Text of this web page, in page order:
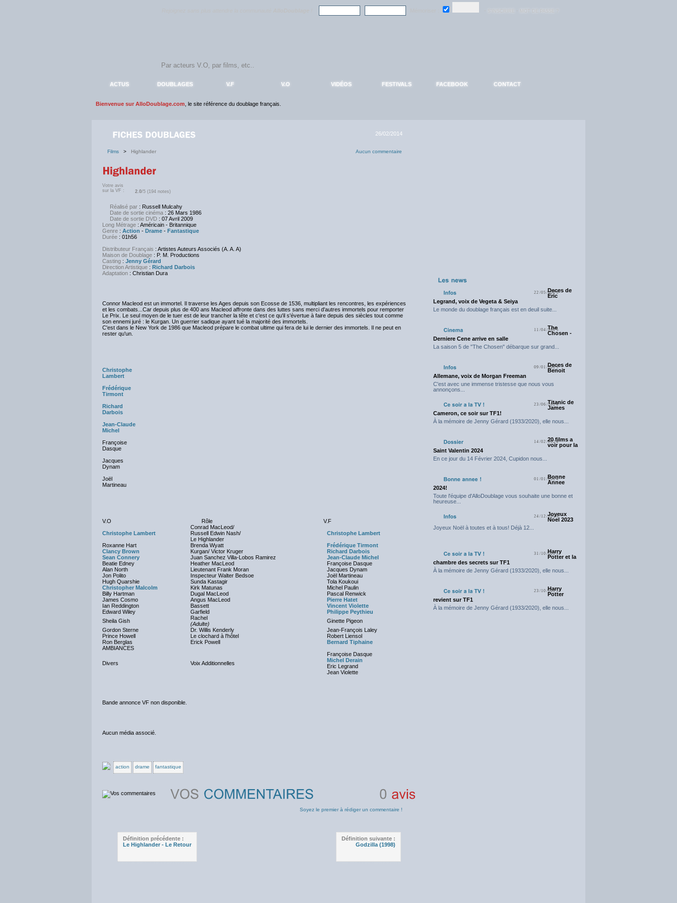
ACTUS DOUBLAGES V.F V.O VIDÉOS FESTIVALS FACEBOOK CONTACT
Bienvenue sur AlloDoublage.com , le site référence du doublage français.
26/02/2014
Films > Highlander Aucun commentaire
Votre avis
sur la VF :
2.0/5 (194 notes)
Réalisé par : Russell Mulcahy
Date de sortie cinéma : 26 Mars 1986
Date de sortie DVD : 07 Avril 2009
Long Métrage : Américain - Britannique
Genre : Action - Drame - Fantastique
Durée : 01h56
Distributeur Français : Artistes Auteurs Associés (A. A. A)
Maison de Doublage : P. M. Productions
Casting : Jenny Gérard
Direction Artistique : Richard Darbois
Adaptation : Christian Dura
Connor Macleod est un immortel. Il traverse les Ages depuis son Ecosse de 1536, multipliant les rencontres, les expériences
et les combats...Car depuis plus de 400 ans Macleod affronte dans des luttes sans merci d'autres immortels pour remporter
Le Prix. Le seul moyen de le tuer est de leur trancher la tête et c'est ce qu'il s'évertue à faire depuis des siècles tout comme
son ennemi juré : le Kurgan. Un guerrier sadique ayant tué la majorité des immortels.
C'est dans le New York de 1986 que Macleod prépare le combat ultime qui fera de lui le dernier des immortels. Il ne peut en
rester qu'un.
Christophe
Lambert
Frédérique
Tirmont
Richard
Darbois
Jean-Claude
Michel
Françoise
Dasque
Jacques
Dynam
Joël
Martineau
V.O Rôle
V.F
Christophe Lambert
Conrad MacLeod/
Russell Edwin Nash/
Le Highlander
Christophe Lambert
Roxanne Hart
Brenda Wyatt
Frédérique Tirmont
Clancy Brown
Kurgan/ Victor Kruger
Richard Darbois
Sean Connery
Juan Sanchez Villa-Lobos Ramirez
Jean-Claude Michel
Beatie Edney
Heather MacLeod
Françoise Dasque
Alan North
Lieutenant Frank Moran
Jacques Dynam
Jon Polito
Inspecteur Walter Bedsoe
Joël Martineau
Hugh Quarshie
Sunda Kastagir
Tola Koukoui
Christopher Malcolm
Kirk Matunas
Michel Paulin
Billy Hartman
Dugal MacLeod
Pascal Renwick
James Cosmo
Angus MacLeod
Pierre Hatet
Ian Reddington
Bassett
Vincent Violette
Edward Wiley
Garfield
Philippe Peythieu
Sheila Gish
Rachel
(Adulte)
Ginette Pigeon
Gordon Sterne
Dr. Willis Kenderly
Jean-François Laley
Prince Howell
Le clochard à l'hôtel
Robert Liensol
Ron Berglas
Erick Powell
Bernard Tiphaine
AMBIANCES
Divers Voix Additionnelles
Françoise Dasque
Michel Derain
Eric Legrand
Jean Violette
Bande annonce VF non disponible.
Aucun média associé.
action drame fantastique
Soyez le premier à rédiger un commentaire !
Définition précédente :
Le Highlander - Le Retour
Définition suivante :
Godzilla (1998)
22/05/2025Deces de
Eric
Legrand, voix de Vegeta & Seiya
Le monde du doublage français est en deuil suite...
11/04/2025
The
Chosen -
Derniere Cene arrive en salle
La saison 5 de "The Chosen" débarque sur grand...
09/01/2025Deces de
Benoit
Allemane, voix de Morgan Freeman
C'est avec une immense tristesse que nous vous
annonçons...
23/06/2024Titanic de
James
Cameron, ce soir sur TF1!
À la mémoire de Jenny Gérard (1933/2020), elle nous...
14/02/202420 films a
voir pour la
Saint Valentin 2024
En ce jour du 14 Février 2024, Cupidon nous...
01/01/2024
Bonne
Annee
2024!
Toute l'équipe d'AlloDoublage vous souhaite une bonne et
heureuse...
24/12/2023
Joyeux
Noel 2023
Joyeux Noël à toutes et à tous! Déjà 12...
31/10/2023
Harry
Potter et la
chambre des secrets sur TF1
À la mémoire de Jenny Gérard (1933/2020), elle nous...
23/10/2023
Harry
Potter
revient sur TF1
À la mémoire de Jenny Gérard (1933/2020), elle nous...